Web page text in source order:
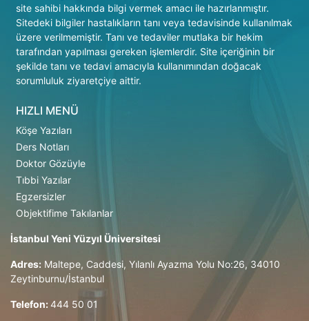
site sahibi hakkında bilgi vermek amacı ile hazırlanmıştır.
Sitedeki bilgiler hastalıkların tanı veya tedavisinde kullanılmak
üzere verilmemiştir. Tanı ve tedaviler mutlaka bir hekim
tarafından yapılması gereken işlemlerdir. Site içeriğinin bir
şekilde tanı ve tedavi amacıyla kullanımından doğacak
sorumluluk ziyaretçiye aittir.
HIZLI MENÜ
Köşe Yazıları
Ders Notları
Doktor Gözüyle
Tıbbi Yazılar
Egzersizler
Objektifime Takılanlar
İstanbul Yeni Yüzyıl Üniversitesi
Adres: Maltepe, Caddesi, Yılanlı Ayazma Yolu No:26, 34010
Zeytinburnu/İstanbul
Telefon:444 50 01